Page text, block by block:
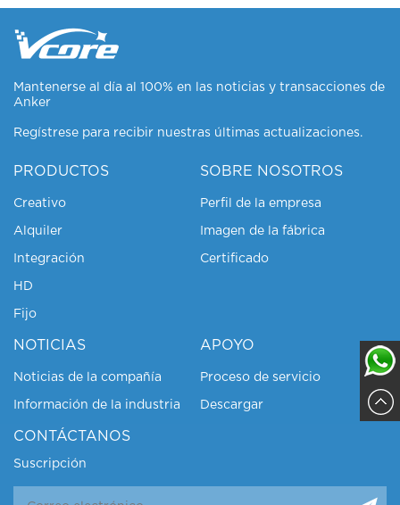
Mantenerse al día al 100% en las noticias y transacciones de
Anker
Regístrese para recibir nuestras últimas actualizaciones.
PRODUCTOS
Creativo
Alquiler
Integración
HD
Fijo
SOBRE NOSOTROS
Perfil de la empresa
Imagen de la fábrica
Certificado
NOTICIAS
Noticias de la compañía
Información de la industria
APOYO
Proceso de servicio
Descargar
CONTÁCTANOS
Suscripción
Sajja